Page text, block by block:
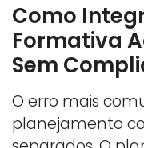
Como
Formativa
Sem
O erro mais
planejamento